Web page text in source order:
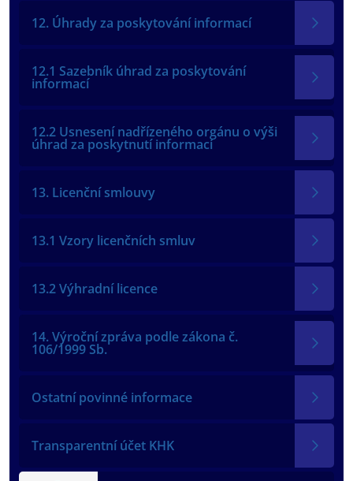
12. Úhrady za poskytování informací
12.1 Sazebník úhrad za poskytování
informací
12.2 Usnesení nadřízeného orgánu o výši
úhrad za poskytnutí informací
13. Licenční smlouvy
13.1 Vzory licenčních smluv
13.2 Výhradní licence
14. Výroční zpráva podle zákona č.
106/1999 Sb.
Ostatní povinné informace
Transparentní účet KHK